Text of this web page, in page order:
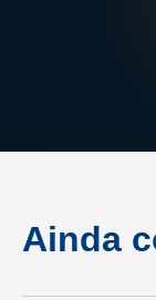
Ainda